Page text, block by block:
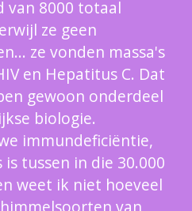
van 8000 totaal
ze geen
ze vonden massa's
en Hepatitus C. Dat
gewoon onderdeel
biologie.
immundeficiëntie,
tussen in die 30.000
weet ik niet hoeveel
van